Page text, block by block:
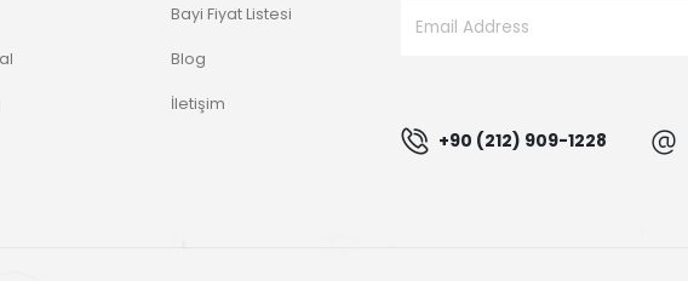
Bayi Fiyat Listesi
Blog
İletişim
+90 (212) 909-1228